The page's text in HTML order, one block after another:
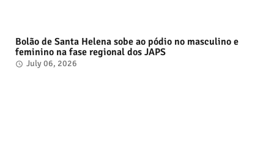
Bolão de Santa Helena sobe ao pódio no masculino e
feminino na fase regional dos JAPS
July 06, 2026